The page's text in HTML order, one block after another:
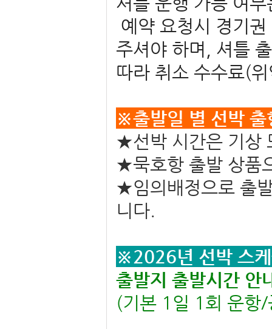
예약 요청시 경기
주셔야 하며, 셔틀
따라 취소 수수료(
※출발일 별
★선박 시간은 기상
★묵호항 출발 상품
★임의배정으로 출
니다.
※2026년 선
출발지 출발시간 안
(기본 1일 1회 운항/